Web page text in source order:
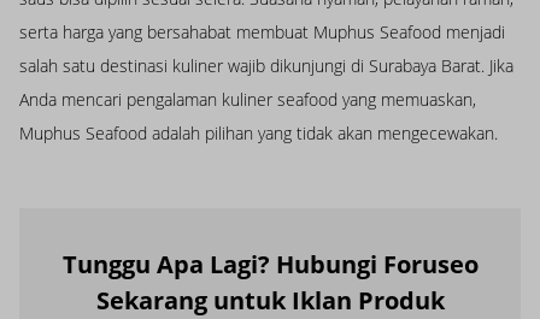
serta harga yang bersahabat membuat Muphus Seafood menjadi
salah satu destinasi kuliner wajib dikunjungi di Surabaya Barat. Jika
Anda mencari pengalaman kuliner seafood yang memuaskan,
Muphus Seafood adalah pilihan yang tidak akan mengecewakan.
Tunggu Apa Lagi? Hubungi Foruseo
Sekarang untuk Iklan Produk